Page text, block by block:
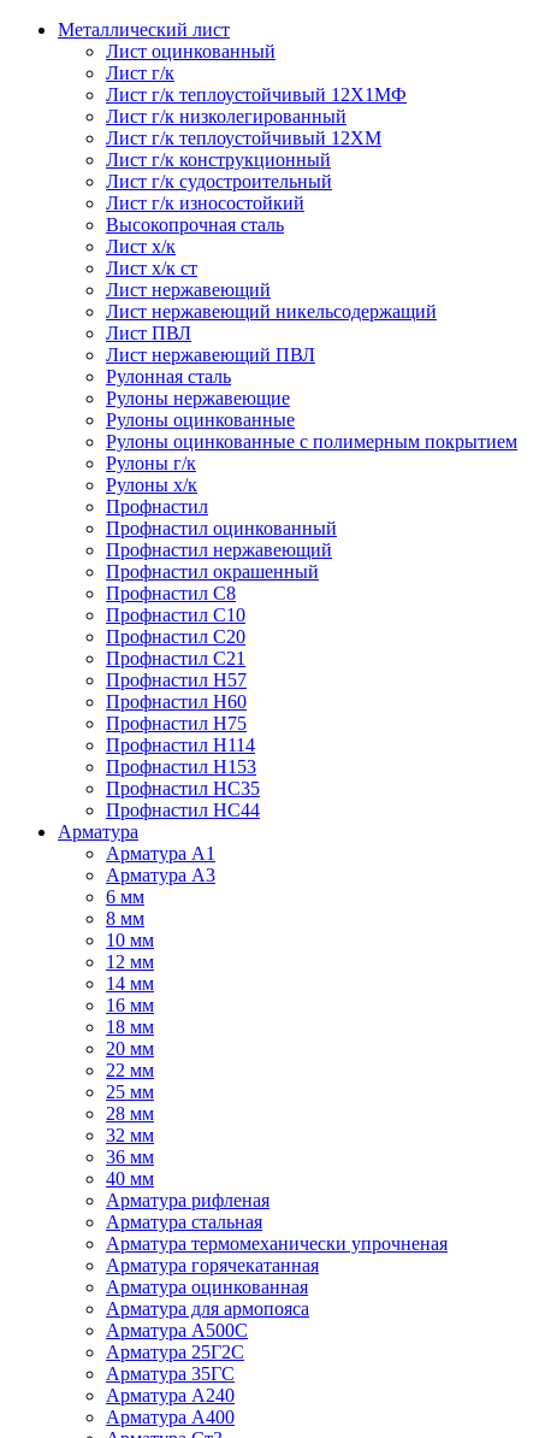
Металлический лист
Лист оцинкованный
Лист г/к
Лист г/к теплоустойчивый 12Х1МФ
Лист г/к низколегированный
Лист г/к теплоустойчивый 12ХМ
Лист г/к конструкционный
Лист г/к судостроительный
Лист г/к износостойкий
Высокопрочная сталь
Лист х/к
Лист х/к ст
Лист нержавеющий
Лист нержавеющий никельсодержащий
Лист ПВЛ
Лист нержавеющий ПВЛ
Рулонная сталь
Рулоны нержавеющие
Рулоны оцинкованные
Рулоны оцинкованные с полимерным покрытием
Рулоны г/к
Рулоны х/к
Профнастил
Профнастил оцинкованный
Профнастил нержавеющий
Профнастил окрашенный
Профнастил С8
Профнастил С10
Профнастил С20
Профнастил С21
Профнастил Н57
Профнастил Н60
Профнастил Н75
Профнастил Н114
Профнастил Н153
Профнастил НС35
Профнастил НС44
Арматура
Арматура А1
Арматура А3
6 мм
8 мм
10 мм
12 мм
14 мм
16 мм
18 мм
20 мм
22 мм
25 мм
28 мм
32 мм
36 мм
40 мм
Арматура рифленая
Арматура стальная
Арматура термомеханически упрочненая
Арматура горячекатанная
Арматура оцинкованная
Арматура для армопояса
Арматура A500С
Арматура 25Г2С
Арматура 35ГС
Арматура А240
Арматура А400